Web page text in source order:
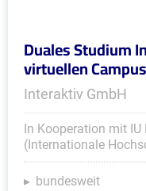
Duales Studium
virtuellen
Interaktiv GmbH
In Kooperation mit
(Internationale
bundesweit